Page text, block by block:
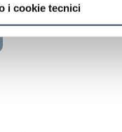
i cookie tecnici